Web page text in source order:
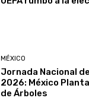
MÉXICO
Jornada Nacional
2026: México
de Árboles